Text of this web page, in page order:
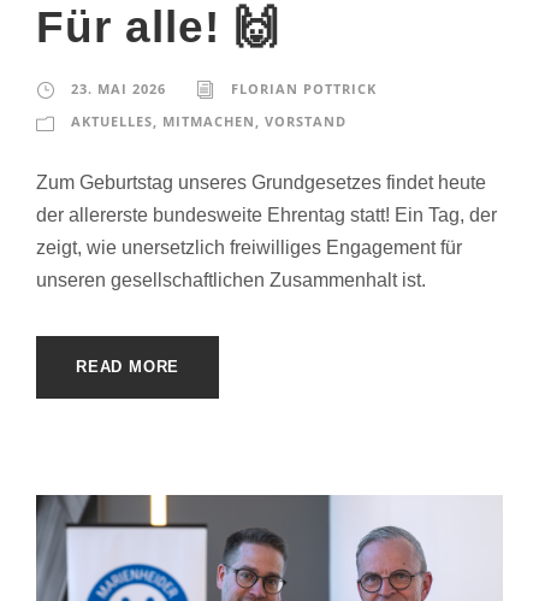
Für alle! 🙌
23. MAI 2026
FLORIAN POTTRICK
AKTUELLES
MITMACHEN VORSTAND
Zum Geburtstag unseres Grundgesetzes findet heute
der allererste bundesweite Ehrentag statt! Ein Tag, der
zeigt, wie unersetzlich freiwilliges Engagement für
unseren gesellschaftlichen Zusammenhalt ist.
READ MORE